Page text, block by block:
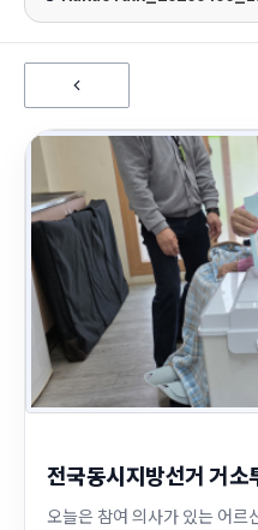
전국동시지방선거 거
오늘은 참여 의사가 있는 어르